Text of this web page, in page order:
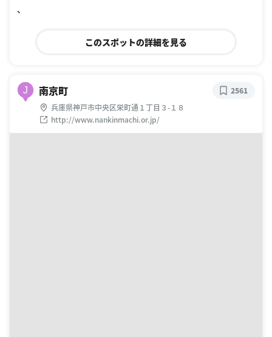
、
このスポットの詳細を見る
J 南京町
兵庫県神戸市中央区栄町通１丁目３-１８
http://www.nankinmachi.or.jp/
2561